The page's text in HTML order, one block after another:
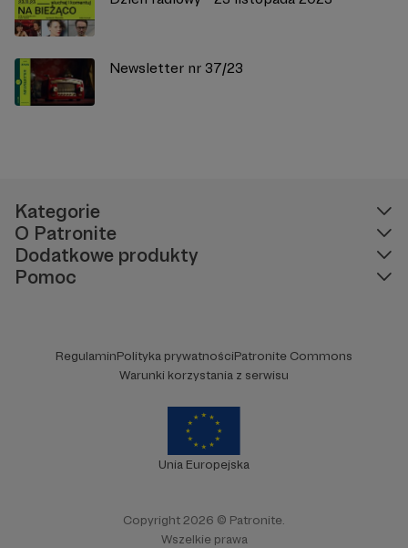
Newsletter nr 37/23
Kategorie
O Patronite
Dodatkowe produkty
Pomoc
RegulaminPolityka prywatnościPatronite Commons
Warunki korzystania z serwisu
Unia Europejska
Copyright 2026 © Patronite.
Wszelkie prawa